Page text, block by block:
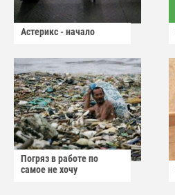
Астерикс - начало
Погряз в работе по
самое не хочу